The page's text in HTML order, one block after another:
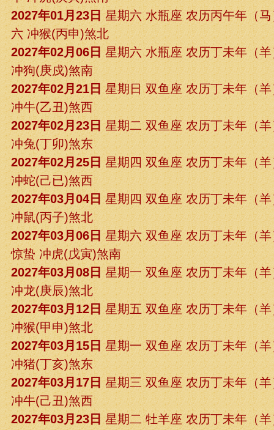
2027年01月23日 星期六 水瓶座 农历丙午年（
六 冲猴(丙申)煞北
2027年02月06日 星期六 水瓶座 农历丁未年（
冲狗(庚戍)煞南
2027年02月21日 星期日 双鱼座 农历丁未年（
冲牛(乙丑)煞西
2027年02月23日 星期二 双鱼座 农历丁未年（
冲兔(丁卯)煞东
2027年02月25日 星期四 双鱼座 农历丁未年（
冲蛇(己已)煞西
2027年03月04日 星期四 双鱼座 农历丁未年（
冲鼠(丙子)煞北
2027年03月06日 星期六 双鱼座 农历丁未年（
惊蛰 冲虎(戊寅)煞南
2027年03月08日 星期一 双鱼座 农历丁未年（
冲龙(庚辰)煞北
2027年03月12日 星期五 双鱼座 农历丁未年（
冲猴(甲申)煞北
2027年03月15日 星期一 双鱼座 农历丁未年（
冲猪(丁亥)煞东
2027年03月17日 星期三 双鱼座 农历丁未年（
冲牛(己丑)煞西
2027年03月23日 星期二 牡羊座 农历丁未年（